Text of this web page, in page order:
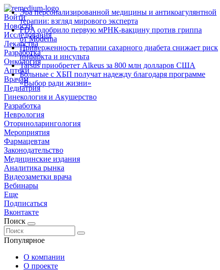
Войти
Новости
Исследования
Лекарства
Разработка
Онкология
Аптеки
Врачам
Педиатрия
Гинекология и Акушерство
Разработка
Неврология
Оториноларингология
Мероприятия
Фармацевтам
Законодательство
Медицинские издания
Аналитика рынка
Видеозаметки врача
Вебинары
Еще
Подписаться
Вконтакте
Поиск
Популярное
Эра персонализированной медицины и антикоагулянтной
терапии: взгляд мирового эксперта
FDA одобрило первую мРНК‑вакцину против гриппа
от Moderna
Приверженность терапии сахарного диабета снижает риск
инфаркта и инсульта
Tarsus приобретет Alkeus за 800 млн долларов США
Больные с ХБП получат надежду благодаря программе
«Выбор ради жизни»
О компании
О проекте